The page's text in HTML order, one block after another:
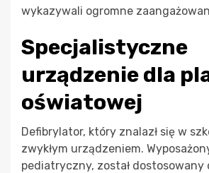
wykazywali ogromne
Specjalistyczne
urządzenie dla
oświatowej
Defibrylator, który znalazł się w
zwykłym urządzeniem.
pediatryczny, został dostosowany